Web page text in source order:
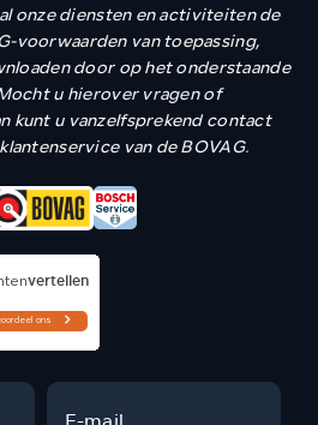
onze diensten en activiteiten de
voorwaarden van toepassing,
door op het onderstaande
u hierover vragen of
kunt u vanzelfsprekend contact
van de BOVAG.